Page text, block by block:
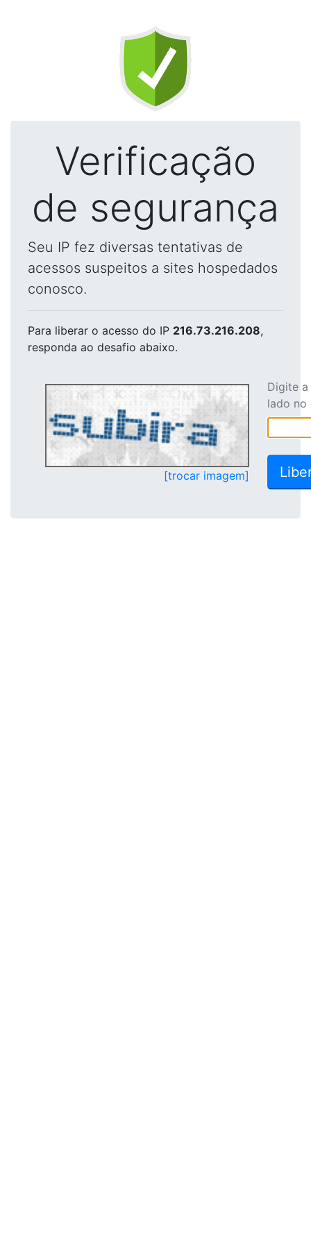
Verificação
de segurança
Seu IP fez diversas tentativas de
acessos suspeitos a sites hospedados
conosco.
Para liberar o acesso do IP 216.73.216.208,
responda ao desafio abaixo.
[trocar imagem]
Digite
lado no